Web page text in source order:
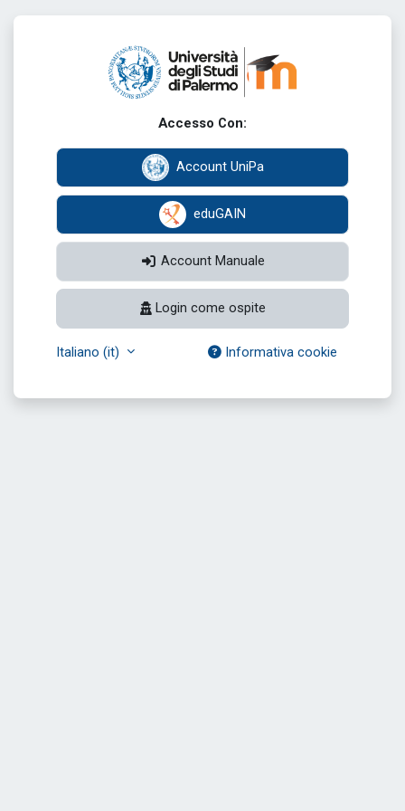
Login su
Accesso Con:
Account UniPa
eduGAIN
Account Manuale
Login come ospite
Italiano ‎(it)‎ Informativa cookie